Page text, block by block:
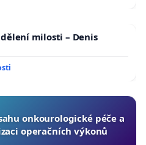
milosti – Denis
onkourologické péče a
operačních výkonů